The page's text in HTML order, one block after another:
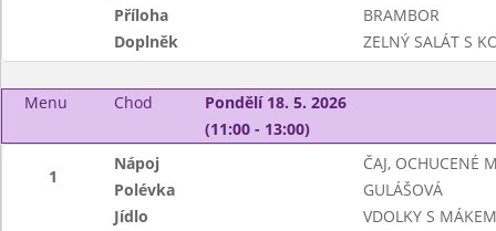
Příloha
BRAMBOR
Doplněk
ZELNÝ SALÁT S
Menu Chod
Pondělí 18. 5. 2026
(11:00 - 13:00)
1
Nápoj
ČAJ, OCHUCENÉ
Polévka
GULÁŠOVÁ
Jídlo
VDOLKY S MÁKEM